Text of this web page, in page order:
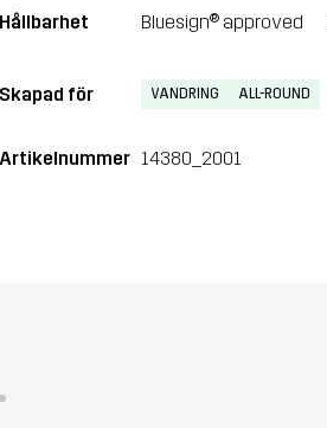
Hållbarhet Bluesign® approved
Skapad för VANDRING ALL-ROUND
Artikelnummer 14380_2001